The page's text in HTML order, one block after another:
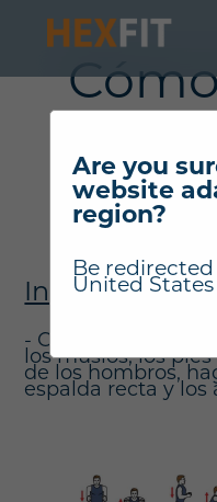
Are you
website
region?
Be
United States
RB" ?
Instrucciones
- Coloque una
los muslos, los
de los hombros,
espalda recta y